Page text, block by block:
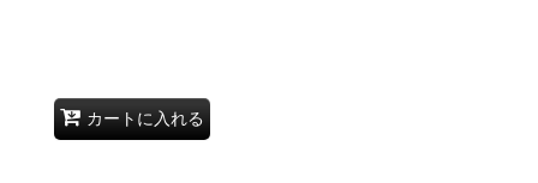
カートに入れる